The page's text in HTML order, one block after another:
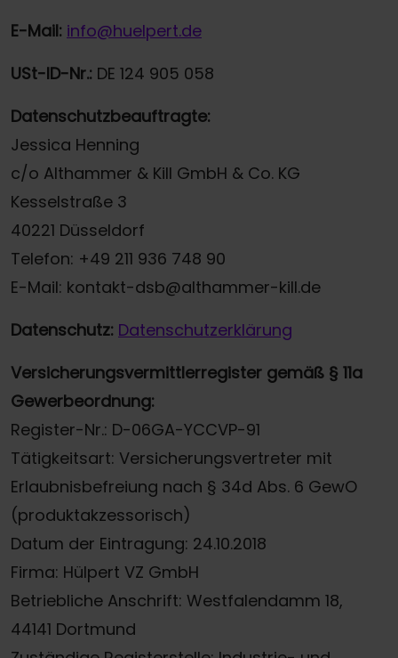
E-Mail: info@huelpert.de
USt-ID-Nr.: DE 124 905 058
Datenschutzbeauftragte:
Jessica Henning
c/o Althammer & Kill GmbH & Co. KG
Kesselstraße 3
40221 Düsseldorf
Telefon: +49 211 936 748 90
E-Mail: kontakt-dsb@althammer-kill.de
Datenschutz: Datenschutzerklärung
Versicherungsvermittlerregister gemäß § 11a
Gewerbeordnung:
Register-Nr.: D-06GA-YCCVP-91
Tätigkeitsart: Versicherungsvertreter mit
Erlaubnisbefreiung nach § 34d Abs. 6 GewO
(produktakzessorisch)
Datum der Eintragung: 24.10.2018
Firma: Hülpert VZ GmbH
Betriebliche Anschrift: Westfalendamm 18,
44141 Dortmund